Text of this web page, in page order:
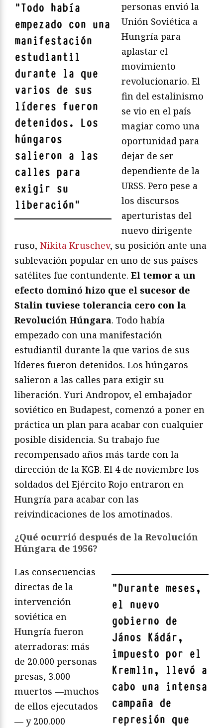
"Todo había
empezado con una
manifestación
estudiantil
durante la que
varios de sus
líderes fueron
detenidos. Los
húngaros
salieron a las
calles para
exigir su
liberación"
personas envió la
Unión Soviética a
Hungría para
aplastar el
movimiento
revolucionario. El
fin del estalinismo
se vio en el país
magiar como una
oportunidad para
dejar de ser
dependiente de la
URSS. Pero pese a
los discursos
aperturistas del
nuevo dirigente
ruso, Nikita Kruschev, su posición ante una
sublevación popular en uno de sus países
satélites fue contundente. El temor a un
efecto dominó hizo que el sucesor de
Stalin tuviese tolerancia cero con la
Revolución Húngara. Todo había
empezado con una manifestación
estudiantil durante la que varios de sus
líderes fueron detenidos. Los húngaros
salieron a las calles para exigir su
liberación. Yuri Andropov, el embajador
soviético en Budapest, comenzó a poner en
práctica un plan para acabar con cualquier
posible disidencia. Su trabajo fue
recompensado años más tarde con la
dirección de la KGB. El 4 de noviembre los
soldados del Ejército Rojo entraron en
Hungría para acabar con las
reivindicaciones de los amotinados.
¿Qué ocurrió después de la Revolución
Húngara de 1956?
"Durante meses,
el nuevo
gobierno de
János Kádár,
impuesto por el
Kremlin, llevó a
cabo una intensa
campaña de
represión que
Las consecuencias
directas de la
intervención
soviética en
Hungría fueron
aterradoras: más
de 20.000 personas
presas, 3.000
muertos —muchos
de ellos ejecutados
— y 200.000